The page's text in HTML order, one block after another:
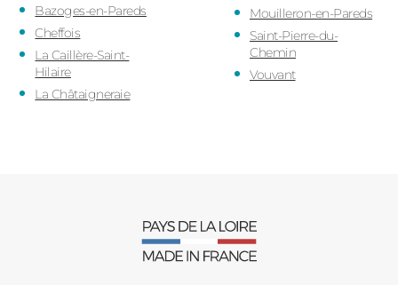
Bazoges-en-Pareds
Cheffois
La Caillère-Saint-
Hilaire
La Châtaigneraie
Mouilleron-en-Pareds
Saint-Pierre-du-
Chemin
Vouvant